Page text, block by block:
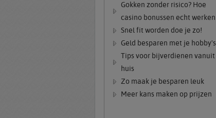
Gokken zonder risico? Hoe
casino bonussen echt werken
Snel fit worden doe je zo!
Geld besparen met je hobby's
Tips voor bijverdienen vanuit
huis
Zo maak je besparen leuk
Meer kans maken op prijzen